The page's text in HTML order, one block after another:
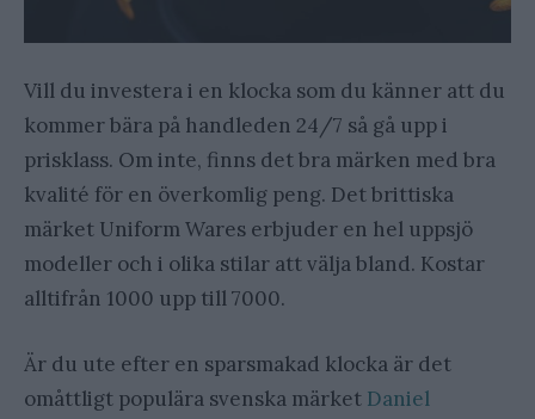
Vill du investera i en klocka som du känner att du
kommer bära på handleden 24/7 så gå upp i
prisklass. Om inte, finns det bra märken med bra
kvalité för en överkomlig peng. Det brittiska
märket Uniform Wares erbjuder en hel uppsjö
modeller och i olika stilar att välja bland. Kostar
alltifrån 1000 upp till 7000.
Är du ute efter en sparsmakad klocka är det
omåttligt populära svenska märket Daniel